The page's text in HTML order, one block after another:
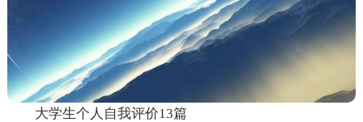
大学生个人自我评价13篇